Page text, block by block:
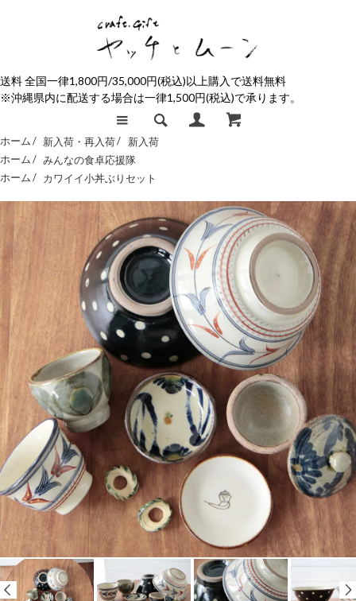
送料 全国一律1,800円/35,000円(税込)以上購入で送料無料
※沖縄県内に配送する場合は一律1,500円(税込)で承ります。
ホーム / 新入荷・再入荷/
新入荷
ホーム / みんなの食卓応援隊
ホーム / カワイイ小丼ぶりセット